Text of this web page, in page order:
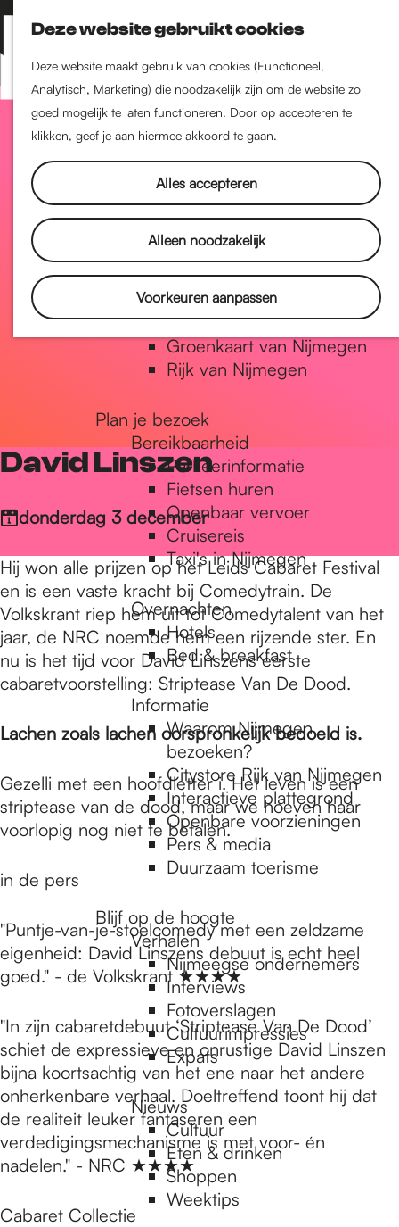
Deze website gebruikt cookies
Deze website maakt gebruik van cookies (Functioneel,
Analytisch, Marketing) die noodzakelijk zijn om de website zo
goed mogelijk te laten functioneren. Door op accepteren te
klikken, geef je aan hiermee akkoord te gaan.
Alles accepteren
Alleen noodzakelijk
Voorkeuren aanpassen
Z
o
e
k
e
K
a
a
r
t
M
e
n
Nijmegen-Nieuw-West
Nijmegen-Oud-West
Dukenburg
Lindenholt
Historie
De oudste stad van
Nederland
Historische tijdlijn
Romeinse Limes
Vrede van Nijmegen Penning
Natuur in Nijmegen
Groenkaart van Nijmegen
Rijk van Nijmegen
Plan je bezoek
Bereikbaarheid
Parkeerinformatie
Fietsen huren
Openbaar vervoer
Cruisereis
Taxi's in Nijmegen
Overnachten
Hotels
Bed & breakfast
Informatie
Waarom Nijmegen
bezoeken?
Citystore Rijk van Nijmegen
Interactieve plattegrond
Openbare voorzieningen
Pers & media
Duurzaam toerisme
Blijf op de hoogte
Verhalen
Nijmeegse ondernemers
Interviews
Fotoverslagen
Cultuurimpressies
Expats
Nieuws
Cultuur
Eten & drinken
Shoppen
Weektips
David Linszen
donderdag 3 december
Hij won alle prijzen op het Leids Cabaret Festival
en is een vaste kracht bij Comedytrain. De
Volkskrant riep hem uit tot Comedytalent van het
jaar, de NRC noemde hem een rijzende ster. En
nu is het tijd voor David Linszens eerste
cabaretvoorstelling: Striptease Van De Dood.
Lachen zoals lachen oorspronkelijk bedoeld is.
Gezelli met een hoofdletter i. Het leven is een
striptease van de dood, maar we hoeven haar
voorlopig nog niet te betalen.
in de pers
"Puntje-van-je-stoelcomedy met een zeldzame
eigenheid: David Linszens debuut is echt heel
goed." - de Volkskrant ★★★★
"In zijn cabaretdebuut ‘Striptease Van De Dood’
schiet de expressieve en onrustige David Linszen
bijna koortsachtig van het ene naar het andere
onherkenbare verhaal. Doeltreffend toont hij dat
de realiteit leuker fantaseren een
verdedigingsmechanisme is met voor- én
nadelen." - NRC ★★★★
Cabaret Collectie